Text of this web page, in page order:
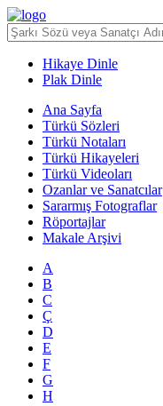
Hikaye Dinle
Plak Dinle
Ana Sayfa
Türkü Sözleri
Türkü Notaları
Türkü Hikayeleri
Türkü Videoları
Ozanlar ve Sanatcılar
Sararmış Fotograflar
Röportajlar
Makale Arşivi
A
B
C
Ç
D
E
F
G
H